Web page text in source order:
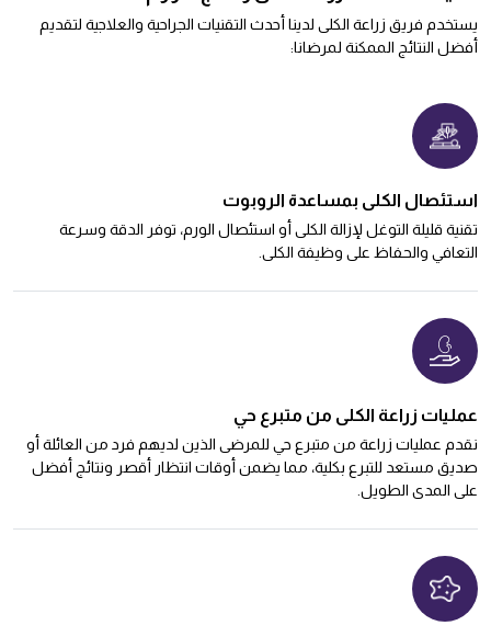
يستخدم فريق زراعة الكلى لدينا أحدث التقنيات الجراحية والعلاجية لتقديم
أفضل النتائج الممكنة لمرضانا:
استئصال الكلى بمساعدة الروبوت
تقنية قليلة التوغل لإزالة الكلى أو استئصال الورم، توفر الدقة وسرعة
التعافي والحفاظ على وظيفة الكلى.
عمليات زراعة الكلى من متبرع حي
نقدم عمليات زراعة من متبرع حي للمرضى الذين لديهم فرد من العائلة أو
صديق مستعد للتبرع بكلية، مما يضمن أوقات انتظار أقصر ونتائج أفضل
على المدى الطويل.